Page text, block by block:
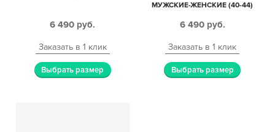
6 490 руб.
Заказать в 1 клик
Выбрать размер
МУЖСКИЕ-ЖЕНСКИЕ (40-44)
6 490 руб.
Заказать в 1 клик
Выбрать размер